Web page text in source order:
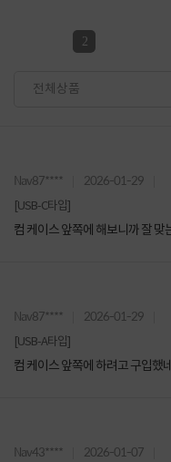
2
Nav87**** 2026-01-29
[USB-C타입]
Nav87**** 2026-01-29
[USB-A타입]
컴 케이스 앞쪽에 하려고 구입했
Nav43**** 2026-01-07